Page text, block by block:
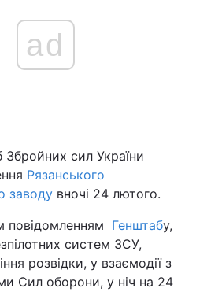
Війна
Політика
Світ
Наука
ad
сил України
Рязанського
заводу вночі 24 лютого.
повідомленням Генштабу,
систем ЗСУ,
розвідки, у взаємодії з
Сил оборони, у ніч на 24